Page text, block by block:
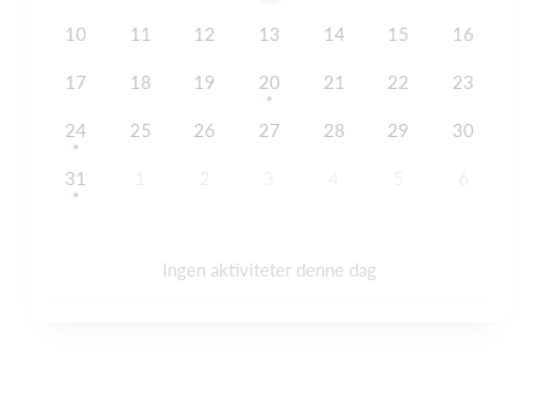
10 11 12 13 14 15 16
17 18 19 20 21 22 23
24 25 26 27 28 29 30
31
Ingen aktiviteter denne dag